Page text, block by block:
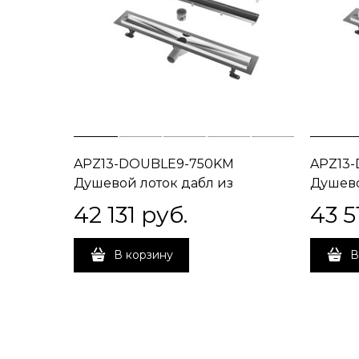
APZ13-DOUBLE9-750KM
Душевой лоток дабл из
нержавеющей стали, 75 см
42 131 руб.
В корзину
43